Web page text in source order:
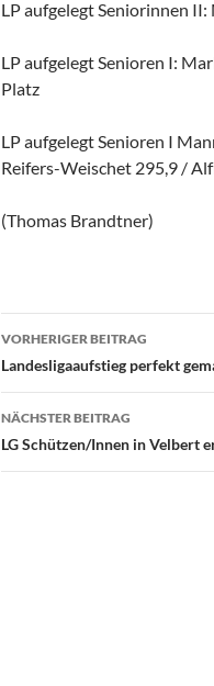
LP aufgelegt Seniorinnen
LP aufgelegt Senioren I:
Platz
LP aufgelegt Senioren I
Reifers-Weischet 295,9 /
(Thomas Brandtner)
VORHERIGER BEITRAG
Landesligaaufstieg perfekt
NÄCHSTER BEITRAG
LG Schützen/Innen in Velbert